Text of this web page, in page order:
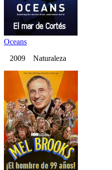
Oceans
2009 Naturaleza